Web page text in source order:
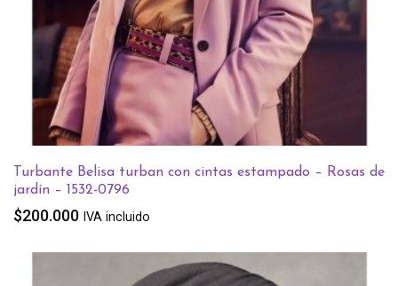
Turbante Belisa turban con cintas estampado – Rosas de
jardín – 1532-0796
$200.000 IVA incluido